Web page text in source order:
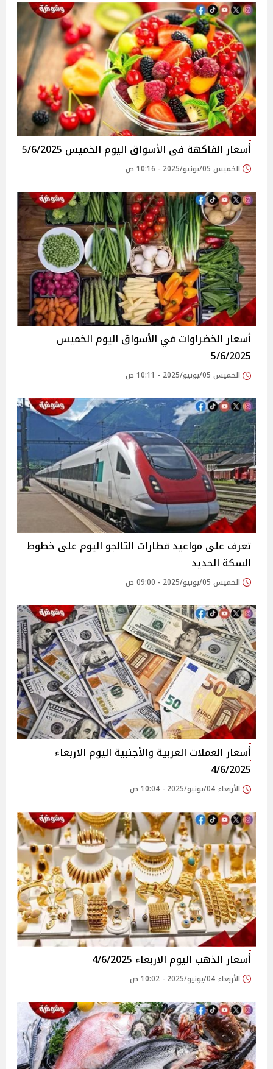
أسعار الفاكهة فى الأسواق‎‎ اليوم الخميس 5/6/2025
الخميس 05/يونيو/2025 - 10:16 ص
أسعار الخضراوات في الأسواق‎‎ اليوم الخميس
5/6/2025
الخميس 05/يونيو/2025 - 10:11 ص
تعرف على مواعيد قطارات التالجو اليوم على خطوط
السكة الحديد
الخميس 05/يونيو/2025 - 09:00 ص
أسعار العملات العربية والأجنبية اليوم الاربعاء
4/6/2025
الأربعاء 04/يونيو/2025 - 10:04 ص
أسعار الذهب اليوم الاربعاء 4/6/2025
الأربعاء 04/يونيو/2025 - 10:02 ص